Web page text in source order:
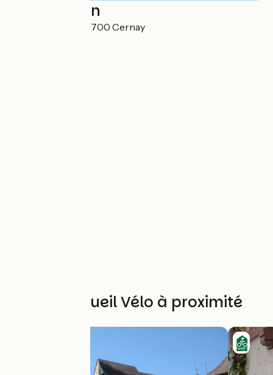
Localisation
2 rue de Thann 68700 Cernay
Autres Accueil Vélo à proximité